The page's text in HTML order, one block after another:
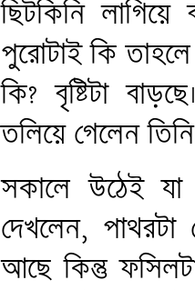
ছিটকিনি
পুরোটাই কি
কি? বৃষ্টিটা
তলিয়ে গেলেন
সকালে উঠেই যা
দেখলেন, পাথরটা
আছে কিন্তু